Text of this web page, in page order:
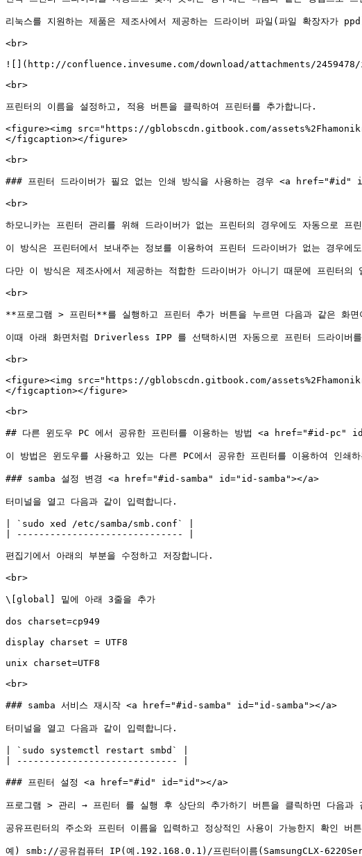
리눅스를 지원하는 제품은 제조사에서 제공하는 드라이버 파일(파일 확장자가
<br>
![](http://confluence.invesume.com/download/attachments/2459478/
<br>
프린터의 이름을 설정하고, 적용 버튼을 클릭하여 프린터를 추가합니다.
<figure><img src="https://gblobscdn.gitbook.com/
</figcaption></figure>
<br>
### 프린터 드라이버가 필요 없는 인쇄 방식을 사용하는 경우 <a
<br>
하모니카는 프린터 관리를 위해 드라이버가 없는 프린터의 경우에도 자동으
이 방식은 프린터에서 보내주는 정보를 이용하여 프린터 드라이버가 없
다만 이 방식은 제조사에서 제공하는 적합한 드라이버가 아니기 때문에 프린터의
<br>
**프로그램 > 프린터**를 실행하고 프린터 추가 버튼을 누르면 다음과 같은 화면
이때 아래 화면처럼 Driverless IPP 를 선택하시면 자동으로 프린터 드라이버를
<br>
<figure><img src="https://gblobscdn.gitbook.com/
</figcaption></figure>
<br>
## 다른 윈도우 PC 에서 공유한 프린터를 이용하는 방법 <a href="#id-pc"
이 방법은 윈도우를 사용하고 있는 다른 PC에서 공유한 프린터를 이용하여 인쇄
### samba 설정 변경 <a href="#id-samba" id="id-samba"></a>
터미널을 열고 다음과 같이 입력합니다.
| `sudo xed /etc/samba/smb.conf` |
| ------------------------------ |
편집기에서 아래의 부분을 수정하고 저장합니다.
<br>
\[global] 밑에 아래 3줄을 추가
dos charset=cp949
display charset = UTF8
unix charset=UTF8
<br>
### samba 서비스 재시작 <a href="#id-samba" id="id-samba"></a>
터미널을 열고 다음과 같이 입력합니다.
| `sudo systemctl restart smbd` |
| ----------------------------- |
### 프린터 설정 <a href="#id" id="id"></a>
프로그램 > 관리 → 프린터 를 실행 후 상단의 추가하기 버튼을 클릭하면 다음과
공유프린터의 주소와 프린터 이름을 입력하고 정상적인 사용이 가능한지 확인 버
예) smb://공유컴퓨터 IP(예.192.168.0.1)/프린터이름(SamsungCLX-